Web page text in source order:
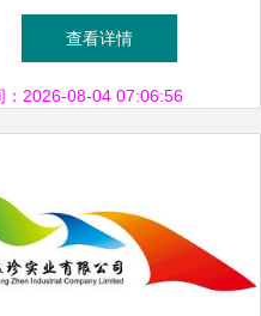
把，掌握日常要点
查看详情
：2026-08-04 07:06:56